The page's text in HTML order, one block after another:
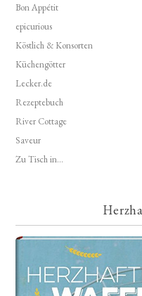
Bon Appétit
epicurious
Köstlich & Konsorten
Küchengötter
Lecker.de
Rezeptebuch
River Cottage
Saveur
Zu Tisch in...